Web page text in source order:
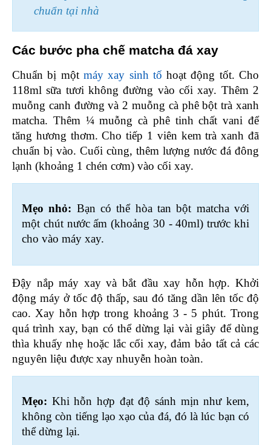
chuẩn tại nhà
Các bước pha chế matcha đá xay
Chuẩn bị một máy xay sinh tố hoạt động tốt. Cho
118ml sữa tươi không đường vào cối xay. Thêm 2
muỗng canh đường và 2 muỗng cà phê bột trà xanh
matcha. Thêm ¼ muỗng cà phê tinh chất vani để
tăng hương thơm. Cho tiếp 1 viên kem trà xanh đã
chuẩn bị vào. Cuối cùng, thêm lượng nước đá đông
lạnh (khoảng 1 chén cơm) vào cối xay.
Mẹo nhỏ: Bạn có thể hòa tan bột matcha với
một chút nước ấm (khoảng 30 - 40ml) trước khi
cho vào máy xay.
Đậy nắp máy xay và bắt đầu xay hỗn hợp. Khởi
động máy ở tốc độ thấp, sau đó tăng dần lên tốc độ
cao. Xay hỗn hợp trong khoảng 3 - 5 phút. Trong
quá trình xay, bạn có thể dừng lại vài giây để dùng
thìa khuấy nhẹ hoặc lắc cối xay, đảm bảo tất cả các
nguyên liệu được xay nhuyễn hoàn toàn.
Mẹo: Khi hỗn hợp đạt độ sánh mịn như kem,
không còn tiếng lạo xạo của đá, đó là lúc bạn có
thể dừng lại.